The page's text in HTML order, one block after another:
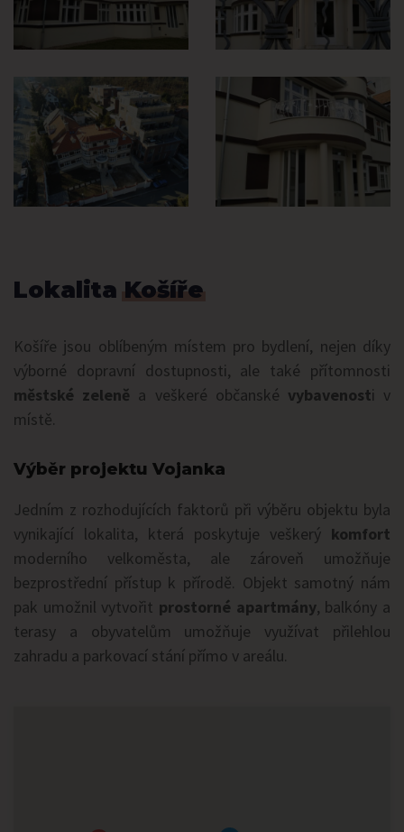
Lokalita Košíře
Košíře jsou oblíbeným místem pro bydlení, nejen díky
výborné dopravní dostupnosti, ale také přítomnosti
městské zeleně a veškeré občanské vybavenosti v
místě.
Výběr projektu Vojanka
Jedním z rozhodujících faktorů při výběru objektu byla
vynikající lokalita, která poskytuje veškerý komfort
moderního velkoměsta, ale zároveň umožňuje
bezprostřední přístup k přírodě. Objekt samotný nám
pak umožnil vytvořit prostorné apartmány, balkóny a
terasy a obyvatelům umožňuje využívat přilehlou
zahradu a parkovací stání přímo v areálu.